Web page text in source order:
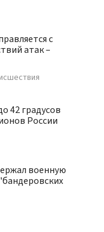
с
атак –
42 градусов
России
военную